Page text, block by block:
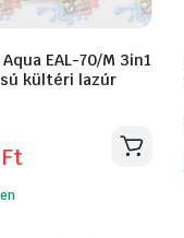
EAL-70/M 3in1
kültéri lazúr
Ft